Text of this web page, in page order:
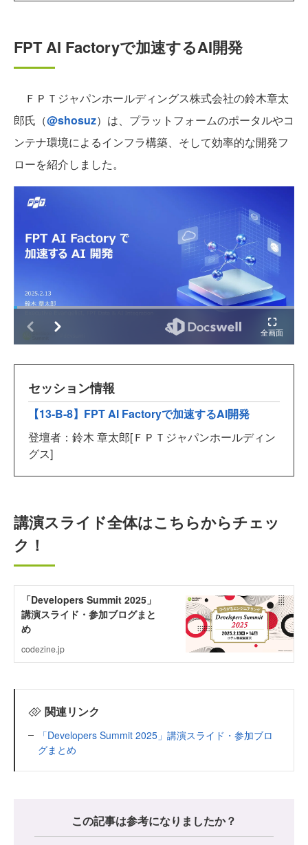
FPT AI Factoryで加速するAI開発
ＦＰＴジャパンホールディングス株式会社の鈴木章太
郎氏（@shosuz）は、プラットフォームのポータルやコ
ンテナ環境によるインフラ構築、そして効率的な開発フ
ローを紹介しました。
セッション情報
【13-B-8】FPT AI Factoryで加速するAI開発
登壇者：鈴木 章太郎[ＦＰＴジャパンホールディン
グス]
講演スライド全体はこちらからチェッ
ク！
関連リンク
「Developers Summit 2025」講演スライド・参加ブロ
グまとめ
この記事は参考になりましたか？